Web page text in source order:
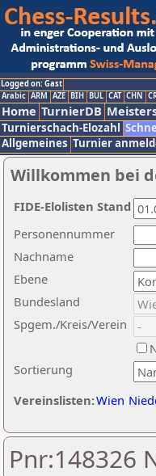
Logged on: Gast
Arabic ARM AZE BIH BUL CAT CHN
Home TurnierDB
Turnierschach-Elozahl
Allgemeines Turnier
Willkommen bei
Nachname
Ebene
Sortierung
Personennummer
Bundesland
Spgem./Kreis/Verein
Vereinslisten:Wien
FIDE-Elolisten Stand
Pnr:148326